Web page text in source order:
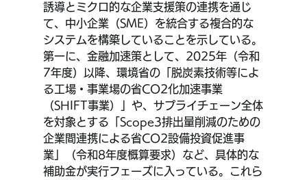
誘導とミクロ的な企業支援策の連携を通じ
て、中小企業（SME）を統合する複合的な
システムを構築していることを示している。
第一に、金融加速策として、2025年（令和
7年度）以降、環境省の「脱炭素技術等によ
る工場・事業場の省CO2化加速事業
（SHIFT事業）」や、サプライチェーン全体
を対象とする「Scope3排出量削減のための
企業間連携による省CO2設備投資促進事
業」（令和8年度概算要求）など、具体的な
補助金が実行フェーズに入っている。これら